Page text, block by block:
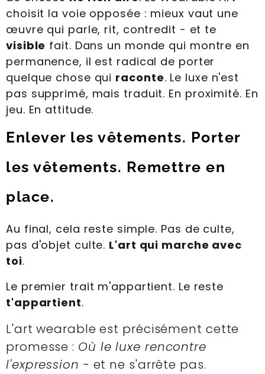
choisit la voie opposée : mieux vaut une
œuvre qui parle, rit, contredit - et te
visible fait. Dans un monde qui montre en
permanence, il est radical de porter
quelque chose qui raconte. Le luxe n'est
pas supprimé, mais traduit. En proximité. En
jeu. En attitude.
Enlever les vêtements. Porter
les vêtements. Remettre en
place.
Au final, cela reste simple. Pas de culte,
pas d'objet culte. L'art qui marche avec
toi.
Le premier trait m'appartient. Le reste
t'appartient.
L'art wearable est précisément cette
promesse : Où le luxe rencontre
l'expression - et ne s'arrête pas.